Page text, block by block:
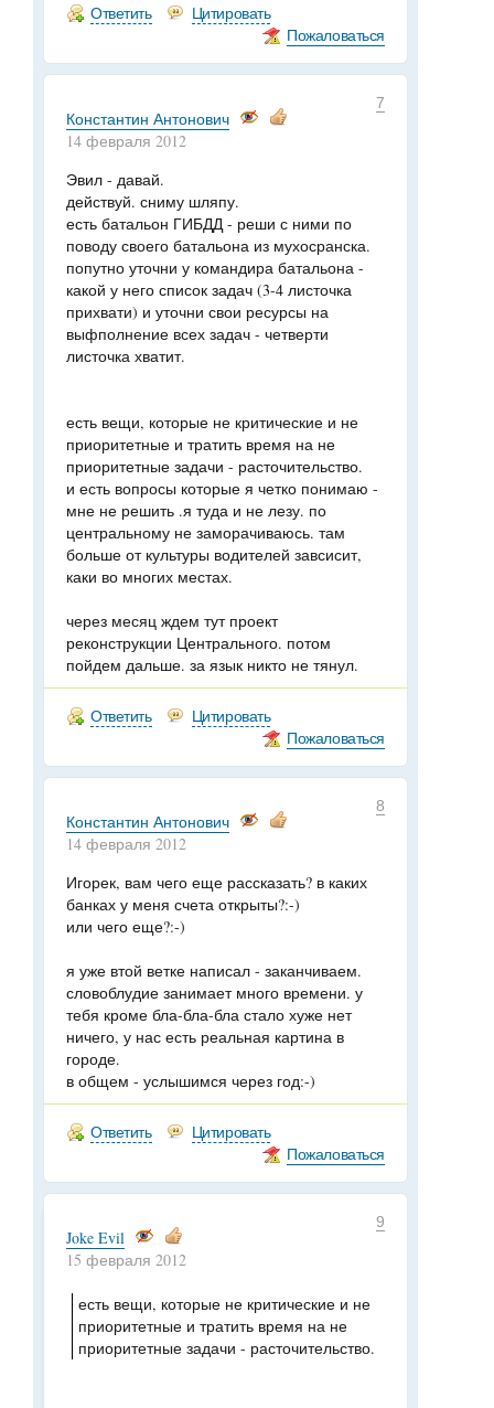
Ответить
Цитировать
Пожаловаться
7
Константин Антонович
14 февраля 2012
Эвил - давай.
действуй. сниму шляпу.
есть батальон ГИБДД - реши с ними по
поводу своего батальона из мухосранска.
попутно уточни у командира батальона -
какой у него список задач (3-4 листочка
прихвати) и уточни свои ресурсы на
выфполнение всех задач - четверти
листочка хватит.
есть вещи, которые не критические и не
приоритетные и тратить время на не
приоритетные задачи - расточительство.
и есть вопросы которые я четко понимаю -
мне не решить .я туда и не лезу. по
центральному не заморачиваюсь. там
больше от культуры водителей завсисит,
каки во многих местах.
через месяц ждем тут проект
реконструкции Центрального. потом
пойдем дальше. за язык никто не тянул.
Ответить
Цитировать
Пожаловаться
8
Константин Антонович
14 февраля 2012
Игорек, вам чего еще рассказать? в каких
банках у меня счета открыты?:-)
или чего еще?:-)
я уже втой ветке написал - заканчиваем.
словоблудие занимает много времени. у
тебя кроме бла-бла-бла стало хуже нет
ничего, у нас есть реальная картина в
городе.
в общем - услышимся через год:-)
Ответить
Цитировать
Пожаловаться
9
Joke Evil
15 февраля 2012
есть вещи, которые не критические и не
приоритетные и тратить время на не
приоритетные задачи - расточительство.